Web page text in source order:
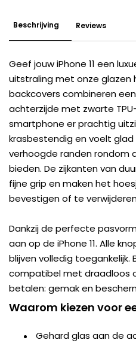
Beschrijving Reviews
Geef jouw iPhone 11 een
uitstraling met onze glazen
backcovers combineren
achterzijde met zwarte
smartphone er prachtig
krasbestendig en voelt
verhoogde randen rondom
bieden. De zijkanten van
fijne grip en maken het
bevestigen of te
Dankzij de perfecte
aan op de iPhone 11. Alle
blijven volledig toegankelijk.
compatibel met draadloos
betalen: gemak en
Waarom kiezen voor
Gehard glas aan de